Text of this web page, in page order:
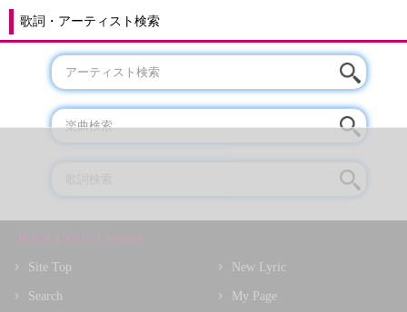
歌詞・アーティスト検索
ROCK LYRIC Contents
Site Top
Search
New Lyric
My Page